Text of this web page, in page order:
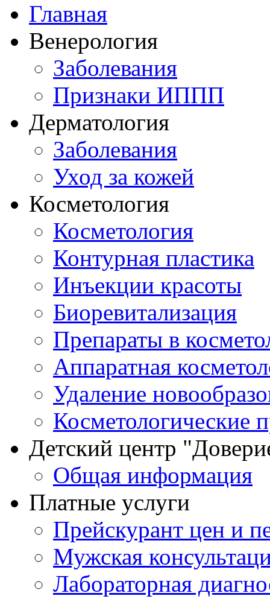
Главная
Венерология
Заболевания
Признаки ИППП
Дерматология
Заболевания
Уход за кожей
Косметология
Косметология
Контурная пластика
Инъекции красоты
Биоревитализация
Препараты в
Аппаратная
Удаление
Косметологические
Детский центр
Общая информация
Платные услуги
Прейскурант цен и
Мужская
Лабораторная